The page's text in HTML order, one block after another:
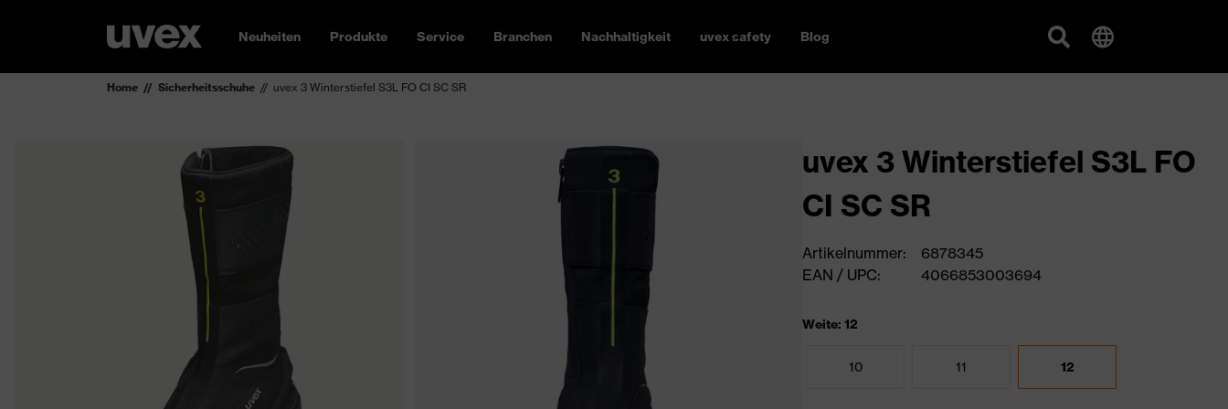
Neuheiten Produkte Service Branchen Nachhaltigkeit uvex safety Blog
Home Sicherheitsschuhe uvex 3 Winterstiefel S3L FO CI SC SR
uvex 3 Winterstiefel S3L FO
CI SC SR
Artikelnummer:
6878345
EAN / UPC:
4066853003694
Weite: 12
10 11 12